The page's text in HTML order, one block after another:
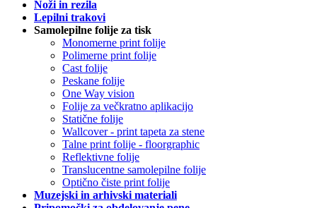
Noži in rezila
Lepilni trakovi
Samolepilne folije za tisk
Monomerne print folije
Polimerne print folije
Cast folije
Peskane folije
One Way vision
Folije za večkratno aplikacijo
Statične folije
Wallcover - print tapeta za stene
Talne print folije - floorgraphic
Reflektivne folije
Translucentne samolepilne folije
Optično čiste print folije
Muzejski in arhivski materiali